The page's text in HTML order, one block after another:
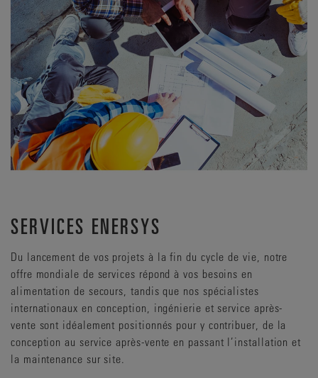
SERVICES ENERSYS
Du lancement de vos projets à la fin du cycle de vie, notre
offre mondiale de services répond à vos besoins en
alimentation de secours, tandis que nos spécialistes
internationaux en conception, ingénierie et service après-
vente sont idéalement positionnés pour y contribuer, de la
conception au service après-vente en passant l’installation et
la maintenance sur site.